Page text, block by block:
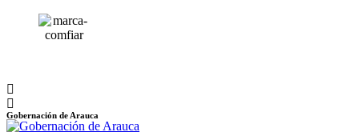
Gobernación de Arauca